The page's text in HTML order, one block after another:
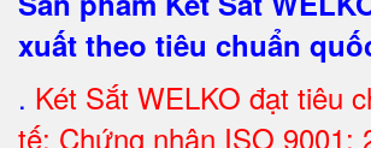
xuất theo tiêu chuẩn
. Két Sắt WELKO đạt tiêu
tế: Chứng nhận ISO 9001: